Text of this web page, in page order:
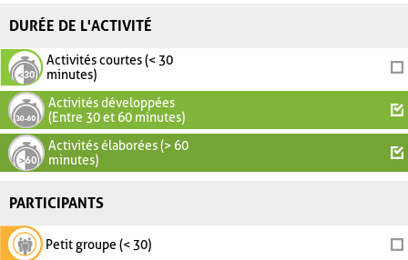
DURÉE DE L'ACTIVITÉ
Activités courtes (< 30
minutes)
Activités développées
(Entre 30 et 60 minutes)
Activités élaborées (> 60
minutes)
PARTICIPANTS
Petit groupe (< 30)